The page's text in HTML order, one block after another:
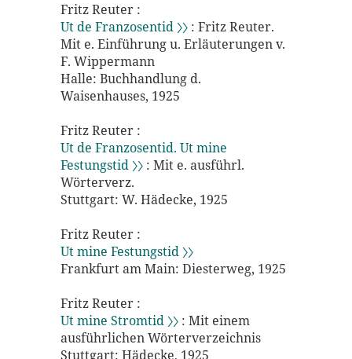
Fritz Reuter :
Ut de Franzosentid 〉〉 : Fritz Reuter.
Mit e. Einführung u. Erläuterungen v.
F. Wippermann
Halle: Buchhandlung d.
Waisenhauses, 1925
Fritz Reuter :
Ut de Franzosentid. Ut mine
Festungstid 〉〉 : Mit e. ausführl.
Wörterverz.
Stuttgart: W. Hädecke, 1925
Fritz Reuter :
Ut mine Festungstid 〉〉
Frankfurt am Main: Diesterweg, 1925
Fritz Reuter :
Ut mine Stromtid 〉〉 : Mit einem
ausführlichen Wörterverzeichnis
Stuttgart: Hädecke, 1925